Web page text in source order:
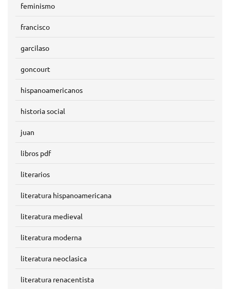
feminismo
francisco
garcilaso
goncourt
hispanoamericanos
historia social
juan
libros pdf
literarios
literatura hispanoamericana
literatura medieval
literatura moderna
literatura neoclasica
literatura renacentista